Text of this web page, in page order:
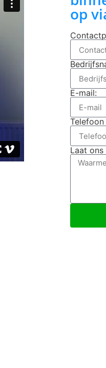
op
E-mail:
Telefoon
Laat